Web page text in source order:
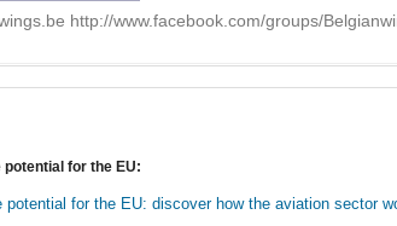
http://www.facebook.com/groups/
for the EU:
potential for the EU: discover how the aviation sector